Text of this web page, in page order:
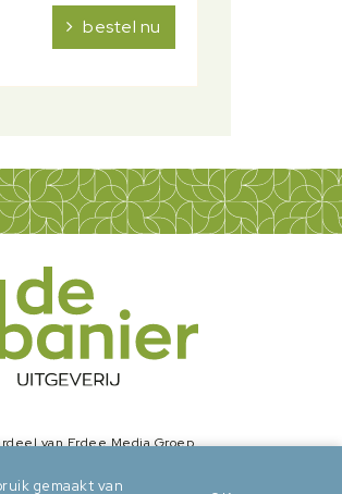
bestel nu
van Erdee Media Groep
gemaakt van